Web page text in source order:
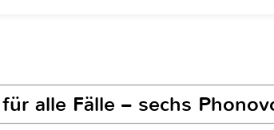
alle Fälle – sechs